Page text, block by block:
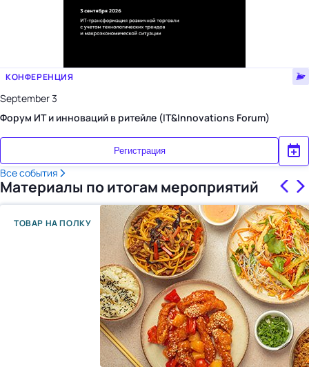
КОНФЕРЕНЦИЯ
September 3
Форум ИТ и инноваций в ритейле (IT&Innovations Forum)
Регистрация
Все события
Материалы по итогам мероприятий
ТОВАР НА ПОЛКУ